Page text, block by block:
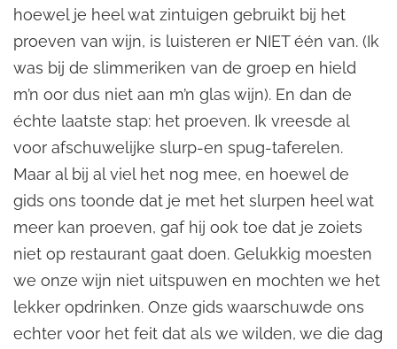
hoewel je heel wat zintuigen gebruikt bij het
proeven van wijn, is luisteren er NIET één van. (Ik
was bij de slimmeriken van de groep en hield
m’n oor dus niet aan m’n glas wijn). En dan de
échte laatste stap: het proeven. Ik vreesde al
voor afschuwelijke slurp-en spug-taferelen.
Maar al bij al viel het nog mee, en hoewel de
gids ons toonde dat je met het slurpen heel wat
meer kan proeven, gaf hij ook toe dat je zoiets
niet op restaurant gaat doen. Gelukkig moesten
we onze wijn niet uitspuwen en mochten we het
lekker opdrinken. Onze gids waarschuwde ons
echter voor het feit dat als we wilden, we die dag